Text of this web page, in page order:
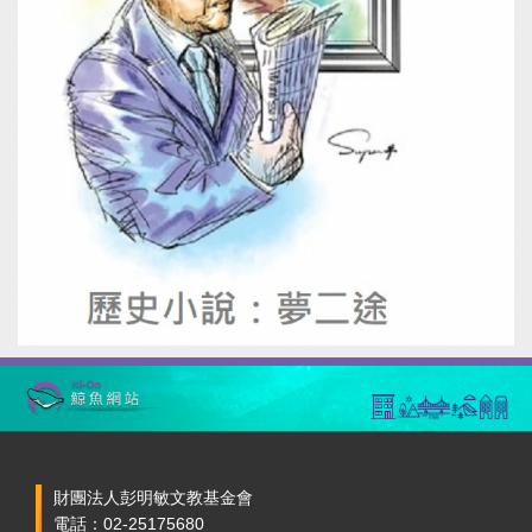
財團法人彭明敏文教基金會
電話：02-25175680